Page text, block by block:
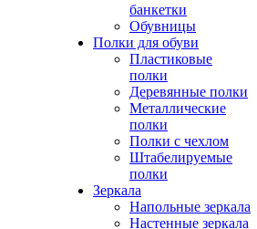
банкетки
Обувницы
Полки для обуви
Пластиковые
полки
Деревянные полки
Металлические
полки
Полки с чехлом
Штабелируемые
полки
Зеркала
Напольные зеркала
Настенные зеркала